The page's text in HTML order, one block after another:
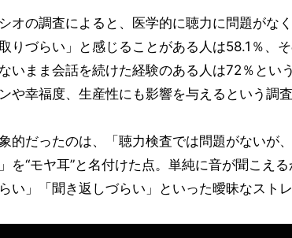
オの調査によると、医学的に聴力に問題がな
りづらい」と感じることがある人は58.1％、
いまま会話を続けた経験のある人は72％とい
や幸福度、生産性にも影響を与えるという調
的だったのは、「聴力検査では問題がないが
を“モヤ耳”と名付けた点。単純に音が聞こえ
い」「聞き返しづらい」といった曖昧なスト